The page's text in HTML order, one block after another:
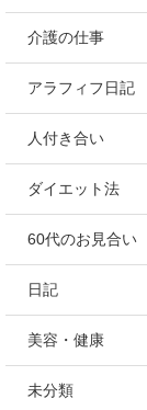
介護の仕事
アラフィフ日記
人付き合い
ダイエット法
60代のお見合い
日記
美容・健康
未分類